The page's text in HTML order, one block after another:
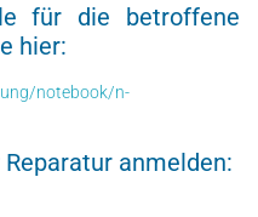
für die betroffene
hier:
notebook/n-
anmelden: